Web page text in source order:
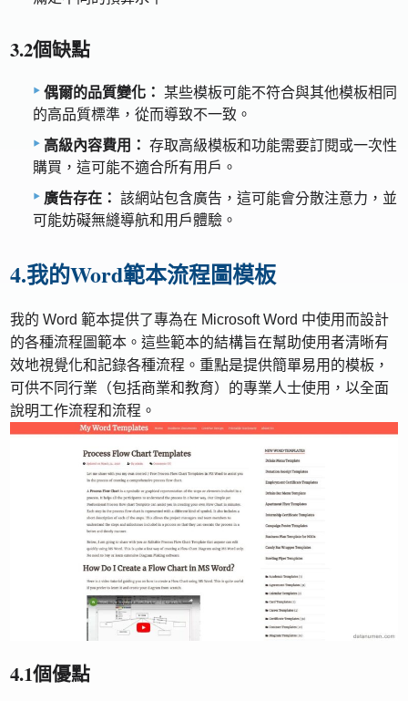
3.2個缺點
偶爾的品質變化：
某些模板可能不符合與其他模板相同
的高品質標準，從而導致不一致。
高級內容費用： 存取高級模板和功能需要訂閱或一次性
購買，這可能不適合所有用戶。
廣告存在： 該網站包含廣告，這可能會分散注意力，並
可能妨礙無縫導航和用戶體驗。
4.我的Word範本流程圖模板
我的 Word 範本提供了專為在 Microsoft Word 中使用而設計
的各種流程圖範本。這些範本的結構旨在幫助使用者清晰有
效地視覺化和記錄各種流程。重點是提供簡單易用的模板，
可供不同行業（包括商業和教育）的專業人士使用，以全面
說明工作流程和流程。
4.1個優點